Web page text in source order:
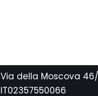
Via della Moscova
IT02357550066